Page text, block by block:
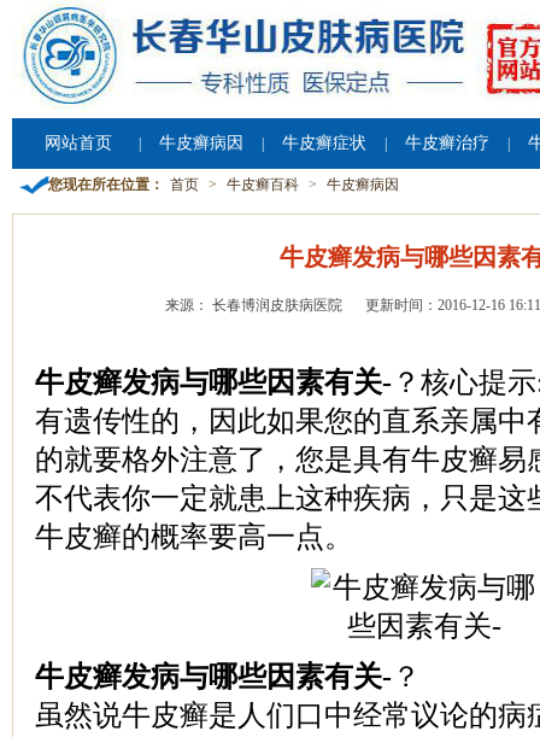
网站首页 牛皮癣病因 牛皮癣症状 牛皮癣治疗
您现在所在位置： 首页 > 牛皮癣百科 > 牛皮癣病因
牛皮癣发病与哪些因素
来源： 长春博润皮肤病医院 更新时间：2016-12-16
牛皮癣发病与哪些因素有关- ？核心提
有遗传性的，因此如果您的直系亲属中
的就要格外注意了，您是具有牛皮癣易
不代表你一定就患上这种疾病，只是这
牛皮癣的概率要高一点。
牛皮癣发病与哪些因素有关- ？
虽然说牛皮癣是人们口中经常议论的病